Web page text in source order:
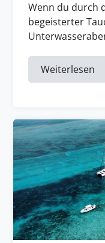
Wenn du durch
begeisterter
Weiterlesen